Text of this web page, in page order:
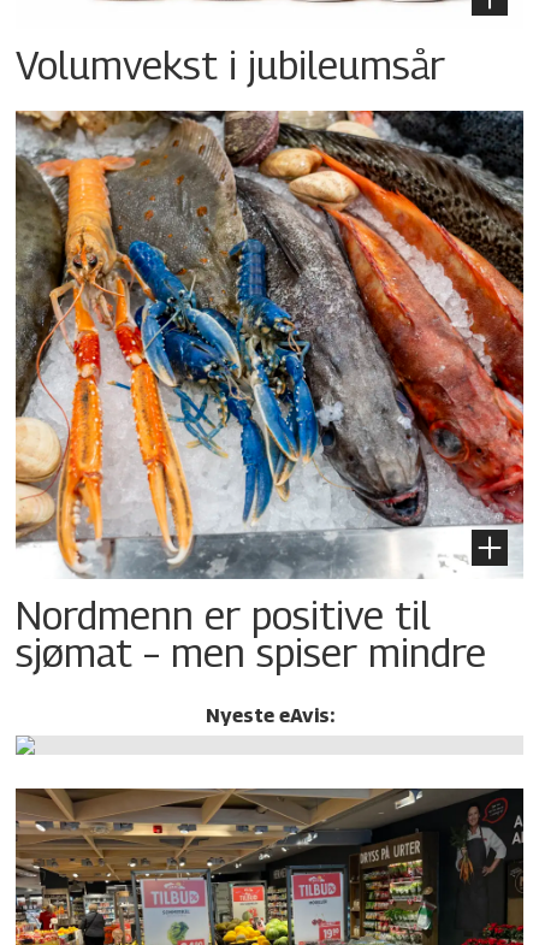
Volumvekst i jubileumsår
Nordmenn er positive til
sjømat – men spiser mindre
Nyeste eAvis: